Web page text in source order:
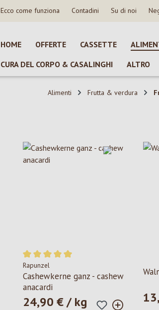
Ecco come funziona Contadini Su di noi
HOME OFFERTE CASSETTE
CURA DEL CORPO & CASALINGHI
ALTRO
Alimenti Frutta & verdura
Valutazione media di 5 su 5 stelle
Rapunzel
Cashewkerne ganz - cashew
anacardi
Prezzo normale:
24,90 € / kg